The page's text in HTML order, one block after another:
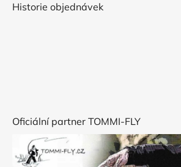
Historie objednávek
Oficiální partner TOMMI-FLY